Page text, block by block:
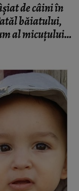
de câini în
băiatului,
al micuțului: